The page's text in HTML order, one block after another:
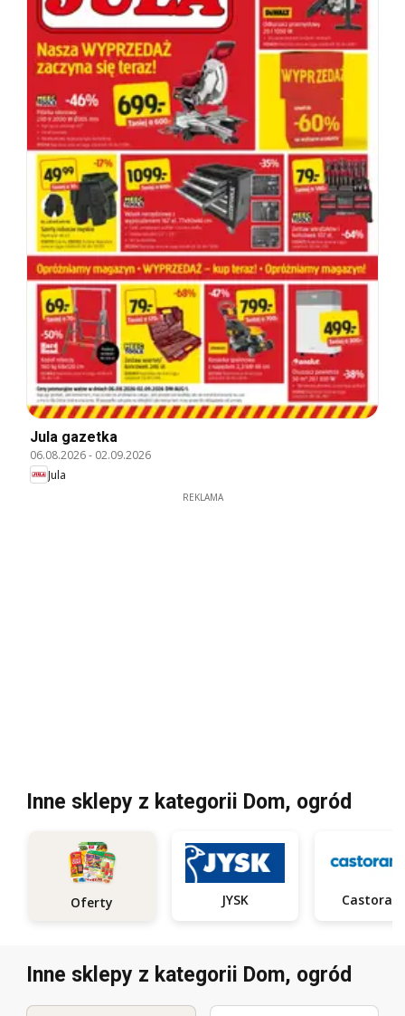
Jula gazetka
06.08.2026- 02.09.2026
Jula
REKLAMA
Inne sklepy z kategorii Dom, ogród
Oferty JYSK
Inne sklepy z kategorii Dom, ogród